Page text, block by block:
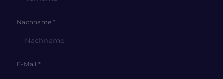
Nachname*
E-Mail *